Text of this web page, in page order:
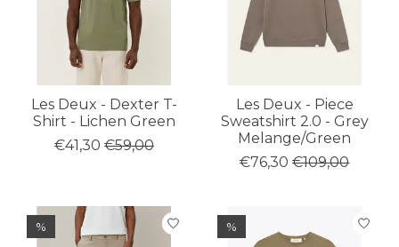
Les Deux - Dexter T-
Shirt - Lichen Green
€41,30 €59,00
Les Deux - Piece
Sweatshirt 2.0 - Grey
Melange/Green
€76,30 €109,00
% %